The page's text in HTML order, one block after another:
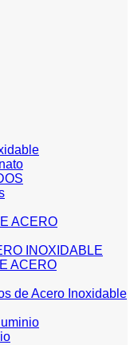
ACERO
INOXIDABLE
ACERO
de Acero Inoxidable